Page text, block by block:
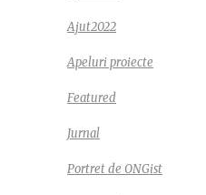
Ajut2022
Apeluri proiecte
Featured
Jurnal
Portret de ONGist